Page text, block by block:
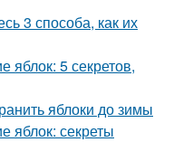
3 способа, как их
яблок: 5 секретов,
яблоки до зимы
яблок: секреты